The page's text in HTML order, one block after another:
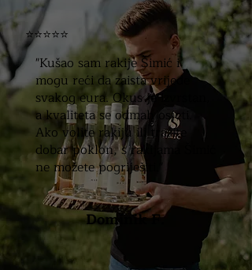
⭐⭐⭐⭐⭐
"Kušao sam rakije Šimić i
mogu reći da zaista vrijede
svakog eura. Okus je izvrstan,
a kvaliteta se odmah osjeti.
Ako volite rakiju ili tražite
dobar poklon, s rakijama Šimić
ne možete pogriješiti."
Dominik F.